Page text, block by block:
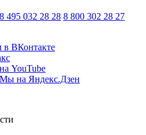
8 495 032 28 28 8 800 302 28 27
ВКонтакте
YouTube
Мы на Яндекс.Дзен